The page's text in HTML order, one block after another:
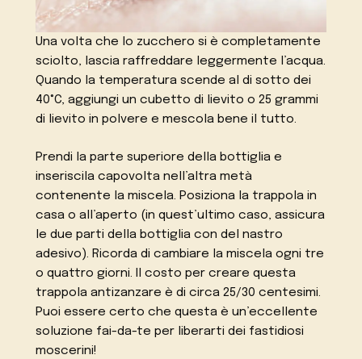
Una volta che lo zucchero si è completamente
sciolto, lascia raffreddare leggermente l’acqua.
Quando la temperatura scende al di sotto dei
40°C, aggiungi un cubetto di lievito o 25 grammi
di lievito in polvere e mescola bene il tutto.
Prendi la parte superiore della bottiglia e
inseriscila capovolta nell’altra metà
contenente la miscela. Posiziona la trappola in
casa o all’aperto (in quest’ultimo caso, assicura
le due parti della bottiglia con del nastro
adesivo). Ricorda di cambiare la miscela ogni tre
o quattro giorni. Il costo per creare questa
trappola antizanzare è di circa 25/30 centesimi.
Puoi essere certo che questa è un’eccellente
soluzione fai-da-te per liberarti dei fastidiosi
moscerini!